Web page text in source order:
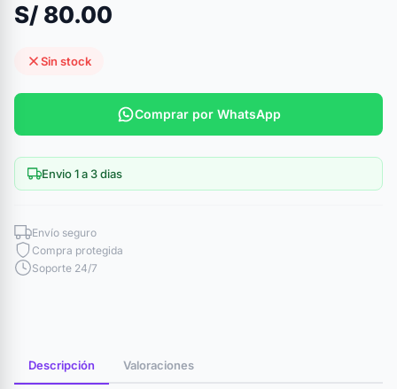
S/ 80.00
Sin stock
Comprar por WhatsApp
Envio 1 a 3 dias
Envío seguro
Compra protegida
Soporte 24/7
Descripción Valoraciones